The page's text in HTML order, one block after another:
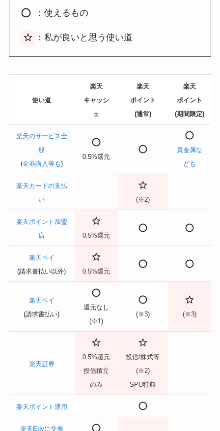
：使えるもの
：私が良いと思う使い道
使い道
楽天
キャッシ
ュ
楽天
ポイント
(通常)
楽天
ポイント
(期間限定)
楽天のサービス全
般
(金券購入等も)
0.5%還元
貴金属な
ども
楽天カードの支払
い
(※2)
楽天ポイント加盟
店
0.5%還元
楽天ペイ
(請求書払い以外)
0.5%還元
楽天ペイ
(請求書払い)
還元なし
(※1)
(※3) (※3)
楽天証券
0.5%還元
投信積立
のみ
投信/株式等
(※2)
SPU特典
楽天ポイント運用
楽天Edyに交換